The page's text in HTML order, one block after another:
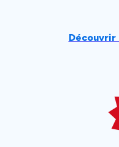
Découvrir